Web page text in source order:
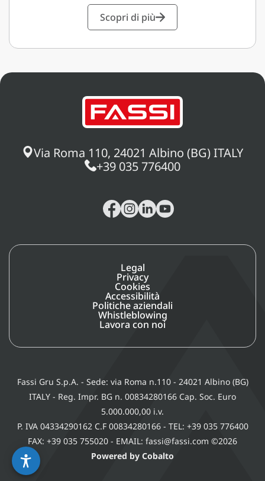
Scopri di più
Via Roma 110, 24021 Albino (BG) ITALY
+39 035 776400
Legal
Privacy
Cookies
Accessibilità
Politiche aziendali
Whistleblowing
Lavora con noi
Fassi Gru S.p.A. - Sede: via Roma n.110 - 24021 Albino (BG)
ITALY - Reg. Impr. BG n. 00834280166 Cap. Soc. Euro
5.000.000,00 i.v.
P. IVA 04334290162 C.F 00834280166 - TEL: +39 035 776400
FAX: +39 035 755020 - EMAIL: fassi@fassi.com ©2026
Powered by Cobalto